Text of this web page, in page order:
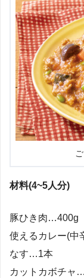
材料(4~5人分)
豚ひき肉…400g
使えるカレー(
なす…1本
カットカボチャ